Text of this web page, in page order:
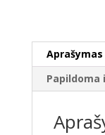
Aprašymas